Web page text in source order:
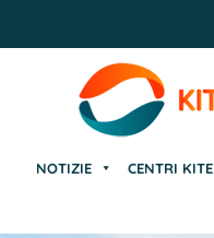
NOTIZIE CENTRI KITE